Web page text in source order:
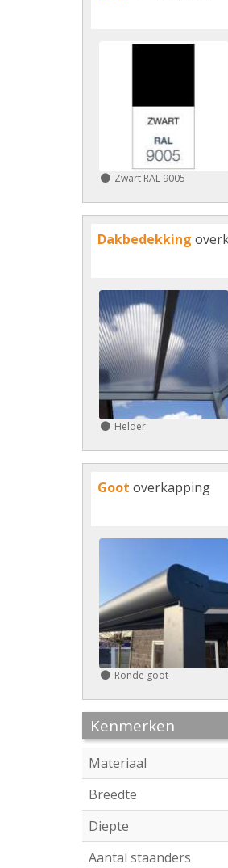
Zwart RAL 9005
Dakbedekking
Helder
Goot overkapping
Ronde goot
Kenmerken
Materiaal
Breedte
Diepte
Aantal staanders